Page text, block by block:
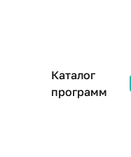
Каталог
программ